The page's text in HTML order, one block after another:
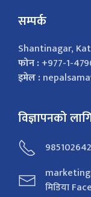
सम्पर्क
Shantinagar,
फोन :+977-1-
इमेल :
विज्ञापनको
मिडिया